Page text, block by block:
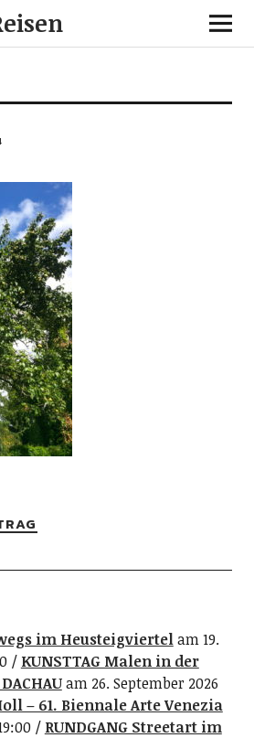
im Heusteigviertelam 19.
KUNSTTAG Malen in der
am 26. September 2026
– 61. Biennale Arte Venezia
RUNDGANG Streetart im